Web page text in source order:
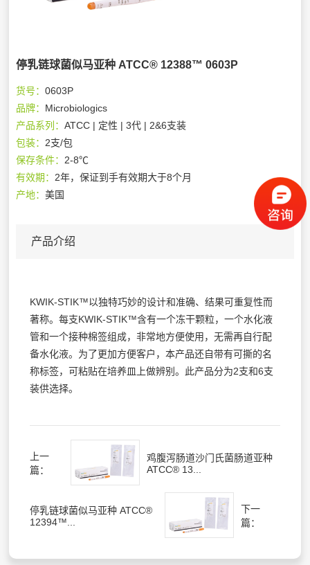
停乳链球菌似马亚种 ATCC® 12388™ 0603P
货号：0603P
品牌： Microbiologics
产品系列：ATCC | 定性 | 3代 | 2&6支装
包装： 2支/包
保存条件： 2-8℃
有效期： 2年，保证到手有效期大于8个月
产地：美国
产品介绍
KWIK-STIK™以独特巧妙的设计和准确、结果可重复性而
著称。每支KWIK-STIK™含有一个冻干颗粒，一个水化液
管和一个接种棉签组成，非常地方便使用，无需再自行配
备水化液。为了更加方便客户，本产品还自带有可撕的名
称标签，可粘贴在培养皿上做辨别。此产品分为2支和6支
装供选择。
上一
篇：
鸡腹泻肠道沙门氏菌肠道亚种
ATCC® 13...
停乳链球菌似马亚种 ATCC®
12394™...
下一
篇：